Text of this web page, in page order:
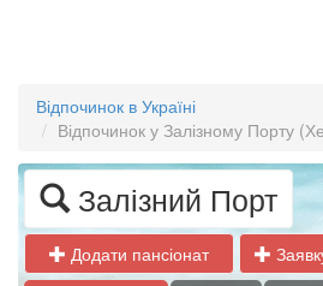
Відпочинок в Україні
Відпочинок у Залізному Порту
Залізний Порт
Додати пансіонат